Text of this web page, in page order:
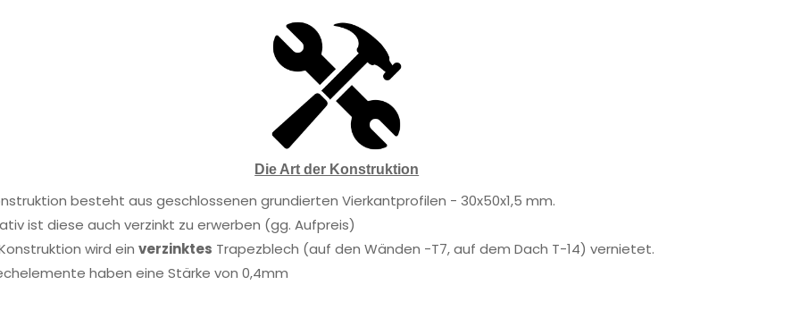
Die Art der Konstruktion
besteht aus geschlossenen grundierten Vierkantprofilen - 30x50x1,5 mm.
ist diese auch verzinkt zu erwerben (gg. Aufpreis)
wird einverzinktes Trapezblech (auf den Wänden -T7, auf dem Dach T-14) vernietet.
haben eine Stärke von 0,4mm